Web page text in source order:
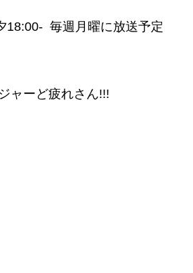
18:00- 毎週月曜に放送予定
ャーど疲れさん!!!